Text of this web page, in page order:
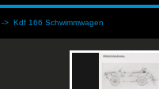
-> Kdf 166 Schwimmwagen